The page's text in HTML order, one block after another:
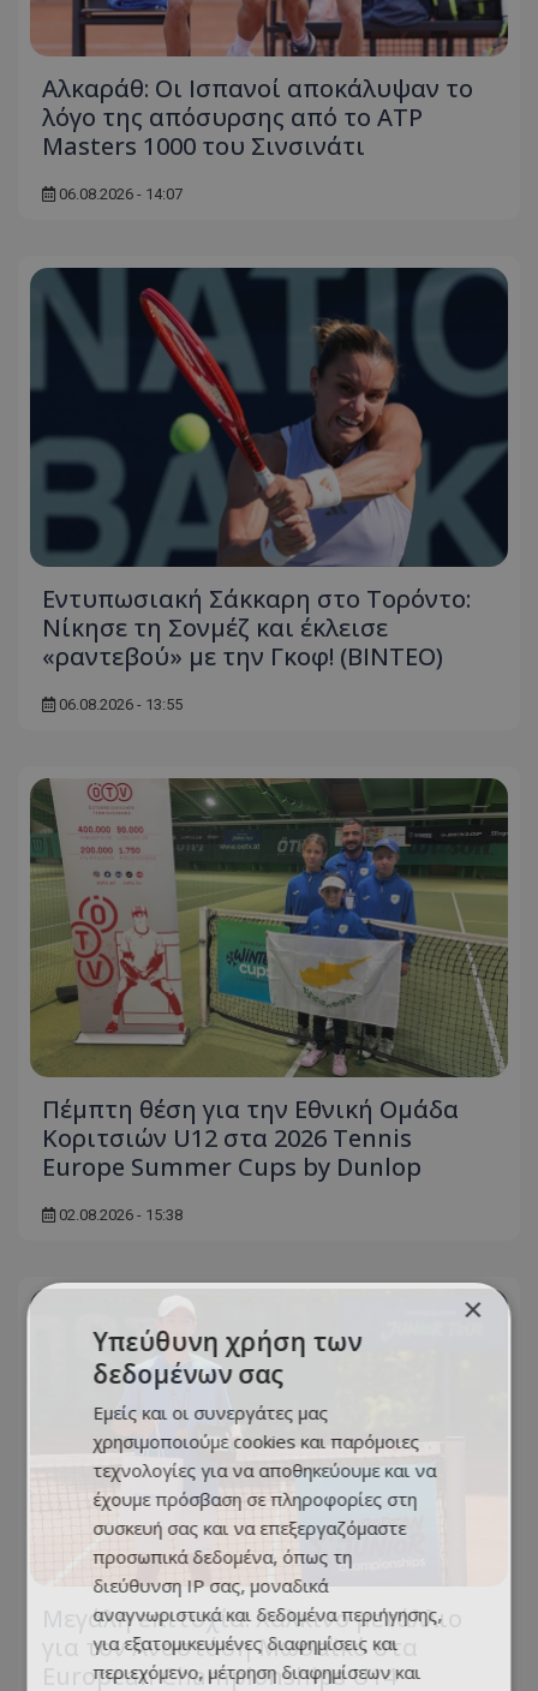
Αλκαράθ: Οι Ισπανοί αποκάλυψαν το
λόγο της απόσυρσης από το ATP
Masters 1000 του Σινσινάτι
06.08.2026 - 14:07
Εντυπωσιακή Σάκκαρη στο Τορόντο:
Νίκησε τη Σονμέζ και έκλεισε
«ραντεβού» με την Γκοφ! (ΒΙΝΤΕΟ)
06.08.2026 - 13:55
Πέμπτη θέση για την Εθνική Ομάδα
Κοριτσιών U12 στα 2026 Tennis
Europe Summer Cups by Dunlop
02.08.2026 - 15:38
Μεγάλη επιτυχία: Χάλκινο μετάλλιο
για τον Αναστάση Μωσαϊκό στα
European Championships U14
×
Υπεύθυνη χρήση των
δεδομένων σας
Εμείς και οι συνεργάτες μας
χρησιμοποιούμε cookies και παρόμοιες
τεχνολογίες για να αποθηκεύουμε και να
έχουμε πρόσβαση σε πληροφορίες στη
συσκευή σας και να επεξεργαζόμαστε
προσωπικά δεδομένα, όπως τη
διεύθυνση IP σας, μοναδικά
αναγνωριστικά και δεδομένα περιήγησης,
για εξατομικευμένες διαφημίσεις και
περιεχόμενο, μέτρηση διαφημίσεων και